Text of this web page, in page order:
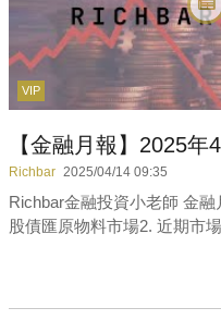
VIP
【金融月報】2025年
Richbar 2025/04/14 09:35
Richbar金融投資小老師 金
股債匯原物料市場2. 近期市